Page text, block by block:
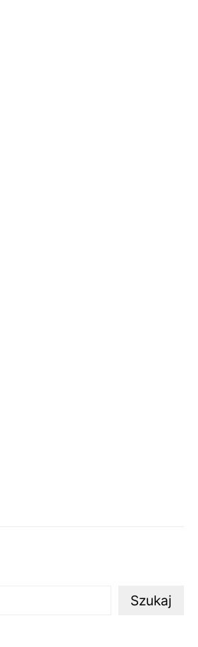
Szukaj